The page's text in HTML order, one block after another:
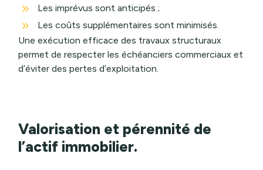
9 Les imprévus sont anticipés ;
9
Les coûts supplémentaires sont minimisés.
Une exécution efficace des travaux structuraux
permet de respecter les échéanciers commerciaux et
d’éviter des pertes d’exploitation.
Valorisation et pérennité de
l’actif immobilier.